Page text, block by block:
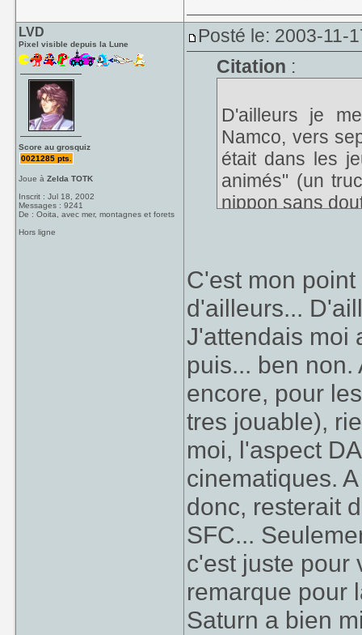
LVD
Pixel visible depuis la Lune
Score au grosquiz
0021285 pts.
Joue àZelda TOTK
Inscrit : Jul 18, 2002
Messages : 9241
De : Ooita, avec mer, montagnes et forets
Hors ligne
Posté le: 2003-11-
Citation :
D'ailleurs je
Namco, vers
était dans les
animés" (un
nippon sans
C'est mon
d'ailleurs...
J'attendais moi
puis... ben
encore, pour
tres jouable),
moi, l'aspect
cinematiques.
donc, resterait
SFC...
c'est juste pour
remarque pour
Saturn a bien